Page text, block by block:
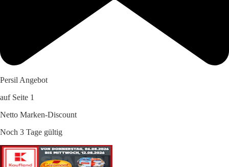
Persil Angebot
auf Seite 1
Netto Marken-Discount
Noch 3 Tage gültig